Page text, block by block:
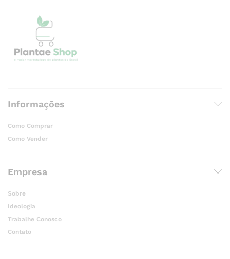
Informações
Como Comprar
Como Vender
Empresa
Sobre
Ideologia
Trabalhe Conosco
Contato